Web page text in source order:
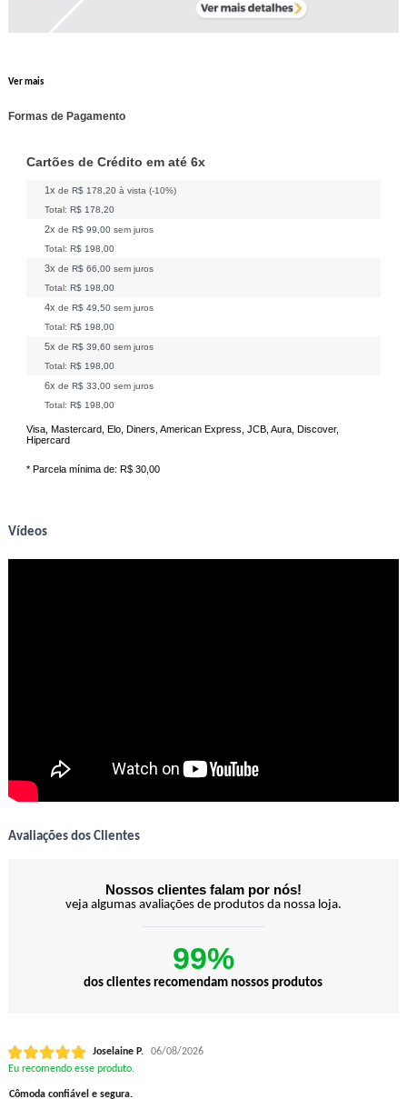
Ver mais
Formas de Pagamento
Cartões de Crédito em até 6x
1x de R$ 178,20 à vista (-10%)
Total: R$ 178,20
2x de R$ 99,00 sem juros
Total: R$ 198,00
3x de R$ 66,00 sem juros
Total: R$ 198,00
4x de R$ 49,50 sem juros
Total: R$ 198,00
5x de R$ 39,60 sem juros
Total: R$ 198,00
6x de R$ 33,00 sem juros
Total: R$ 198,00
Visa, Mastercard, Elo, Diners, American Express, JCB, Aura, Discover,
Hipercard
* Parcela mínima de: R$ 30,00
Vídeos
Avaliações dos Clientes
Nossos clientes falam por nós!
veja algumas avaliações de produtos da nossa loja.
99%
dos clientes recomendam nossos produtos
Joselaine P.
06/08/2026
Eu recomendo esse produto.
Cômoda confiável e segura.